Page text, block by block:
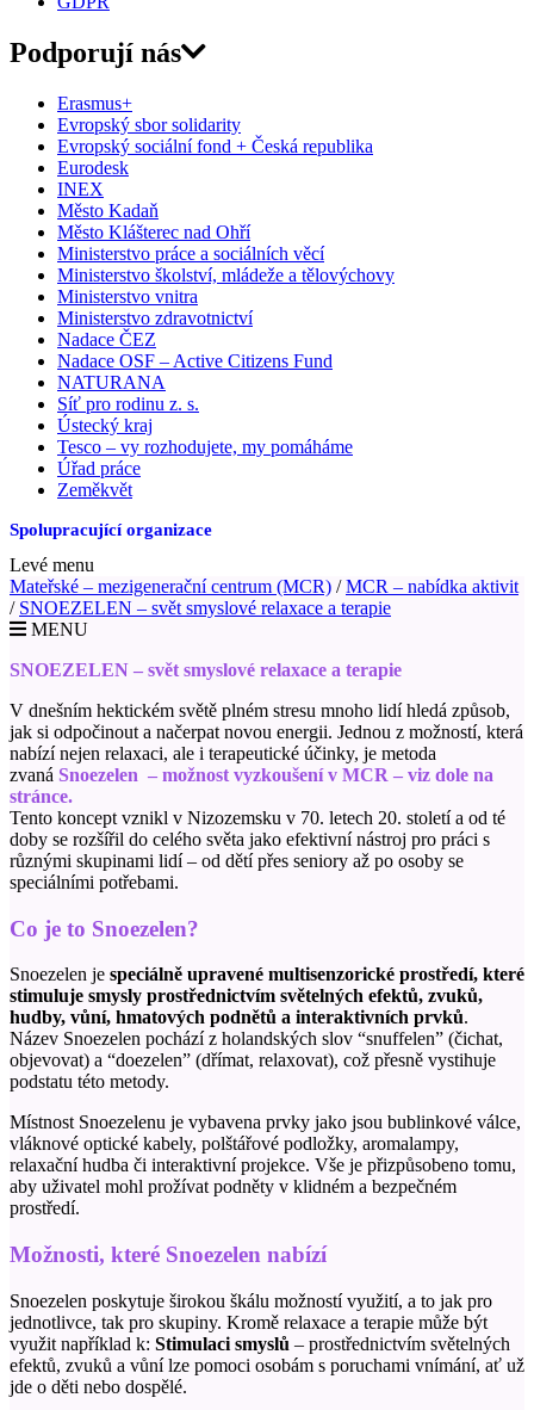
Podporují nás
Erasmus+
Evropský sbor solidarity
Evropský sociální fond + Česká republika
Eurodesk
INEX
Město Kadaň
Město Klášterec nad Ohří
Ministerstvo práce a sociálních věcí
Ministerstvo školství, mládeže a tělovýchovy
Ministerstvo vnitra
Ministerstvo zdravotnictví
Nadace ČEZ
Nadace OSF – Active Citizens Fund
NATURANA
Síť pro rodinu z. s.
Ústecký kraj
Tesco – vy rozhodujete, my pomáháme
Úřad práce
Zeměkvět
Spolupracující organizace
Levé menu
Mateřské – mezigenerační centrum (MCR) /MCR – nabídka aktivit
/ SNOEZELEN – svět smyslové relaxace a terapie
MENU
SNOEZELEN – svět smyslové relaxace a terapie
V dnešním hektickém světě plném stresu mnoho lidí hledá způsob,
jak si odpočinout a načerpat novou energii. Jednou z možností, která
nabízí nejen relaxaci, ale i terapeutické účinky, je metoda
zvaná Snoezelen – možnost vyzkoušení v MCR – viz dole na
stránce.
Tento koncept vznikl v Nizozemsku v 70. letech 20. století a od té
doby se rozšířil do celého světa jako efektivní nástroj pro práci s
různými skupinami lidí – od dětí přes seniory až po osoby se
speciálními potřebami.
Co je to Snoezelen?
Snoezelen je speciálně upravené multisenzorické prostředí, které
stimuluje smysly prostřednictvím světelných efektů, zvuků,
hudby, vůní, hmatových podnětů a interaktivních prvků.
Název Snoezelen pochází z holandských slov “snuffelen” (čichat,
objevovat) a “doezelen” (dřímat, relaxovat), což přesně vystihuje
podstatu této metody.
Místnost Snoezelenu je vybavena prvky jako jsou bublinkové válce,
vláknové optické kabely, polštářové podložky, aromalampy,
relaxační hudba či interaktivní projekce. Vše je přizpůsobeno tomu,
aby uživatel mohl prožívat podněty v klidném a bezpečném
prostředí.
Možnosti, které Snoezelen nabízí
Snoezelen poskytuje širokou škálu možností využití, a to jak pro
jednotlivce, tak pro skupiny. Kromě relaxace a terapie může být
využit například k: Stimulaci smyslů – prostřednictvím světelných
efektů, zvuků a vůní lze pomoci osobám s poruchami vnímání, ať už
jde o děti nebo dospělé.